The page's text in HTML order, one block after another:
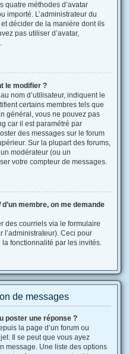
quatre méthodes d’avatar
importé. L’administrateur du
décider de la manière dont ils
pas utiliser d’avatar,
le modifier ?
nom d’utilisateur, indiquent le
certains membres tels que
général, vous ne pouvez pas
car il est paramétré par
des messages sur le forum
Sur la plupart des forums,
modérateur (ou un
votre compteur de messages.
d’un membre, on me demande
des courriels via le formulaire
l’administrateur). Ceci pour
fonctionnalité par les invités.
de messages
poster une réponse ?
la page d’un forum ou
Il se peut que vous ayez
message. Une liste des options